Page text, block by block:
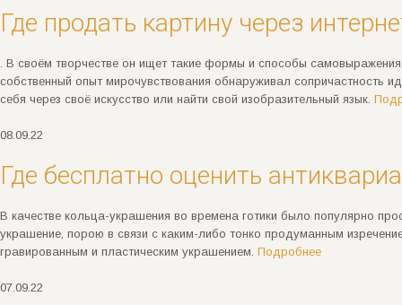
Где продать картину через
. В своём творчестве он ищет такие формы и способы
собственный опыт мирочувствования обнаруживал сопричастность
себя через своё искусство или найти свой изобразительный язык.
08.09.22
Где бесплатно оценить
В качестве кольца-украшения во времена готики было популярно
украшение, порою в связи с каким-либо тонко продуманным
гравированным и пластическим украшением. Подробнее
07.09.22